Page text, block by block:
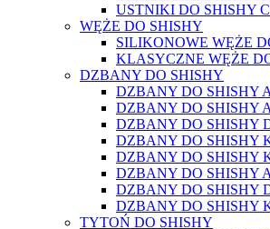
USTNIKI DO SHISHY
WĘŻE DO SHISHY
SILIKONOWE WĘŻE
KLASYCZNE WĘŻE
DZBANY DO SHISHY
DZBANY DO SHISHY
DZBANY DO SHISHY
DZBANY DO SHISHY
DZBANY DO SHISHY
DZBANY DO SHISHY
DZBANY DO SHISHY
DZBANY DO SHISHY
DZBANY DO SHISHY
TYTOŃ DO SHISHY